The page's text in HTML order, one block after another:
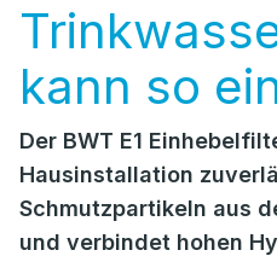
kann so
Der BWT E1
Hausinstallation
Schmutzpartikeln aus
und verbindet hohen